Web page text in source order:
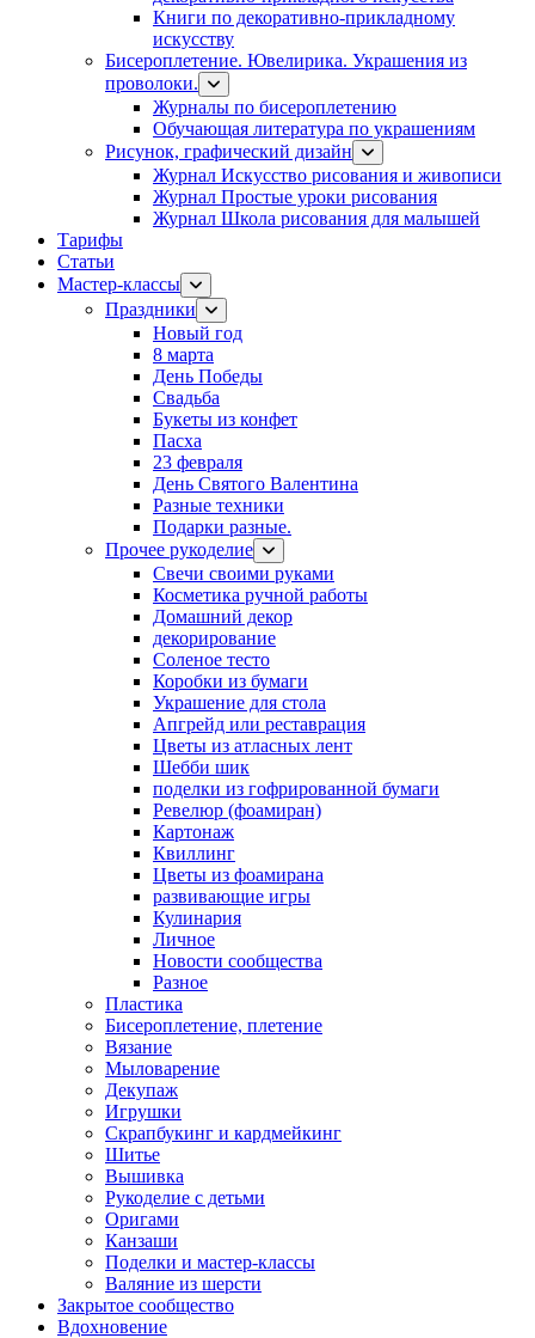
Книги по декоративно-прикладному
искусству
Бисероплетение. Ювелирика. Украшения из
проволоки.
Журналы по бисероплетению
Обучающая литература по украшениям
Рисунок, графический дизайн
Журнал Искусство рисования и живописи
Журнал Простые уроки рисования
Журнал Школа рисования для малышей
Тарифы
Статьи
Мастер-классы
Праздники
Новый год
8 марта
День Победы
Свадьба
Букеты из конфет
Пасха
23 февраля
День Святого Валентина
Разные техники
Подарки разные.
Прочее рукоделие
Свечи своими руками
Косметика ручной работы
Домашний декор
декорирование
Соленое тесто
Коробки из бумаги
Украшение для стола
Апгрейд или реставрация
Цветы из атласных лент
Шебби шик
поделки из гофрированной бумаги
Ревелюр (фоамиран)
Картонаж
Квиллинг
Цветы из фоамирана
развивающие игры
Кулинария
Личное
Новости сообщества
Разное
Пластика
Бисероплетение, плетение
Вязание
Мыловарение
Декупаж
Игрушки
Скрапбукинг и кардмейкинг
Шитье
Вышивка
Рукоделие с детьми
Оригами
Канзаши
Поделки и мастер-классы
Валяние из шерсти
Закрытое сообщество
Вдохновение